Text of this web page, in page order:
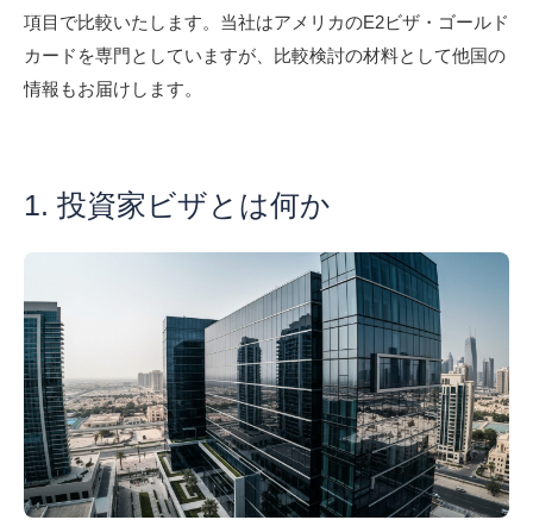
項目で比較いたします。当社はアメリカのE2ビザ・ゴールド
カードを専門としていますが、比較検討の材料として他国の
情報もお届けします。
1. 投資家ビザとは何か